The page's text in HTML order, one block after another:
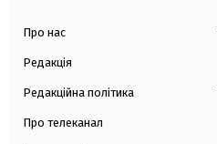
Про нас
Редакція
Редакційна політика
Про телеканал